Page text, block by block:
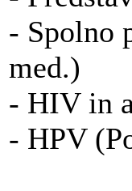
- Spolno
med.)
- HIV in
- HPV